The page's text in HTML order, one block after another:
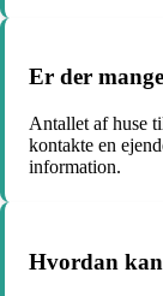
Er der
Antallet af huse
kontakte en
information.
Hvordan